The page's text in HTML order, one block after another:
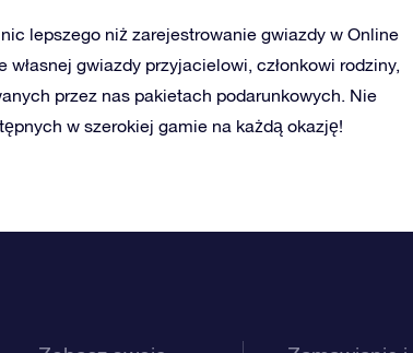
lepszego niż zarejestrowanie gwiazdy w Online
gwiazdy przyjacielowi, członkowi rodziny,
przez nas pakietach podarunkowych. Nie
w szerokiej gamie na każdą okazję!